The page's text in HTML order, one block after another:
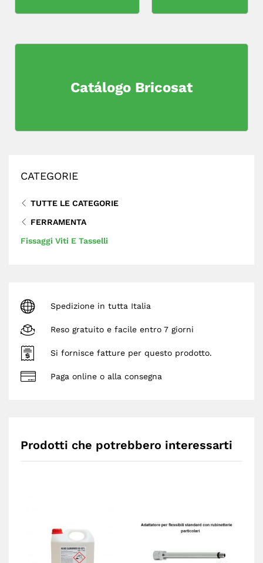
Catálogo Bricosat
CATEGORIE
TUTTE LE CATEGORIE
FERRAMENTA
Fissaggi Viti E Tasselli
Spedizione in tutta Italia
Reso gratuito e facile entro 7 giorni
Si fornisce fatture per questo prodotto.
Paga online o alla consegna
Prodotti che potrebbero interessarti